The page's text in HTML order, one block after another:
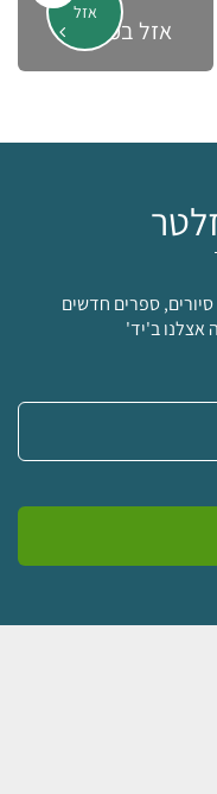
אזל
אזל במלאי
ספרים חדשים
אצלנו ב'יד'